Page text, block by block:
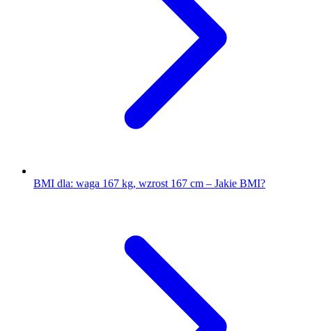
BMI dla: waga 167 kg, wzrost 167 cm – Jakie BMI?